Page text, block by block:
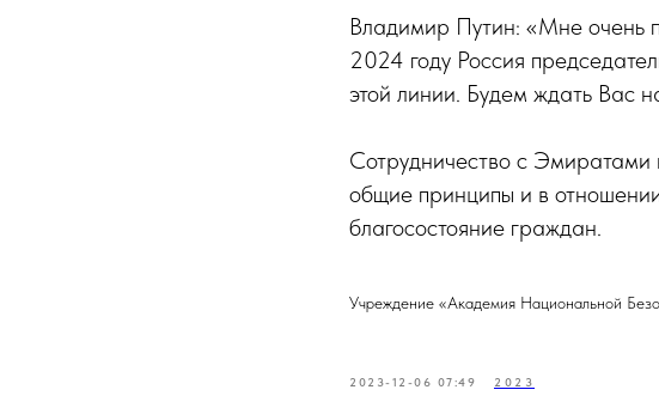
Владимир Путин: «Мне очень
2024 году Россия
этой линии. Будем ждать Вас
Сотрудничество с
общие принципы и в
благосостояние граждан.
Учреждение «Академия Национальной
2023-12-06 07:49 2023